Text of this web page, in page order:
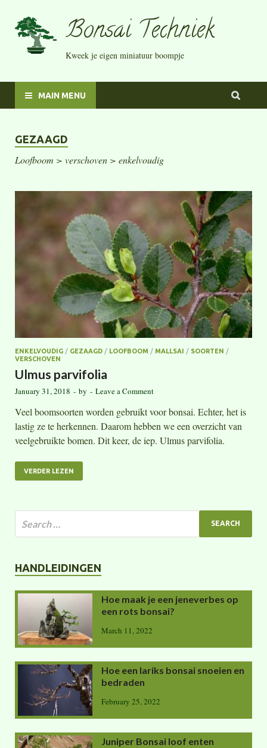
Bonsai Techniek
Kweek je eigen miniatuur boompje
MAIN MENU
GEZAAGD
Loofboom > verschoven > enkelvoudig
ENKELVOUDIG / GEZAAGD / LOOFBOOM / MALLSAI / SOORTEN /
VERSCHOVEN
Ulmus parvifolia
January 31, 2018 - by - Leave a Comment
Veel boomsoorten worden gebruikt voor bonsai. Echter, het is
lastig ze te herkennen. Daarom hebben we een overzicht van
veelgebruikte bomen. Dit keer, de iep. Ulmus parvifolia.
VERDER LEZEN
HANDLEIDINGEN
Hoe maak je een jeneverbes op
een rots bonsai?
March 11, 2022
Hoe een lariks bonsai snoeien en
bedraden
February 25, 2022
Juniper Bonsai loof enten